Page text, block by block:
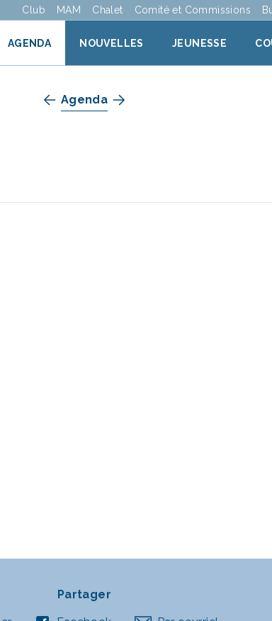
Club MAM Chalet Comité et Commissions
AGENDA NOUVELLES JEUNESSE
Agenda
Partager